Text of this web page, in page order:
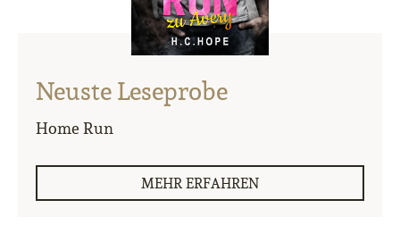
Neuste Leseprobe
Home Run
MEHR ERFAHREN